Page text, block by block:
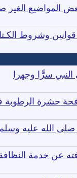
المواضيع الغير
وشروط
سرًّا وجهرا
حشرة الرطوبة
صلى الله عليه
عن خدمة النظافة